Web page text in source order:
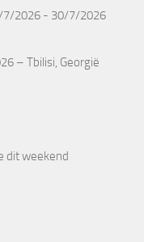
7/2026 - 30/7/2026
– Tbilisi, Georgië
dit weekend